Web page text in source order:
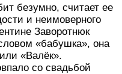
безумно, считает ее
и неимоверного
Заворотнюк
«бабушка», она
«Валёк».
со свадьбой